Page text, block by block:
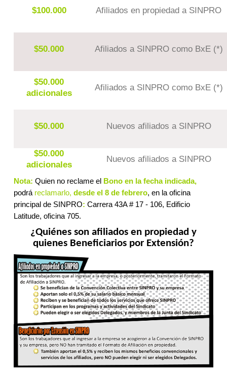
$100.000 Afiliados en propiedad a SINPRO
$50.000 Afiliados a SINPRO como BxE (*)
$50.000
adicionales
Afiliados a SINPRO como BxE (*)
$50.000 Nuevos afiliados a SINPRO
$50.000
adicionales
Nuevos afiliados a SINPRO
Nota: Quien no reclame elBono en la fecha indicada,
podrá reclamarlo, desde el 8 de febrero, en la oficina
principal de SINPRO: Carrera 43A # 17 - 106, Edificio
Latitude, oficina 705.
¿Quiénes son afiliados en propiedad y
quienes Beneficiarios por Extensión?